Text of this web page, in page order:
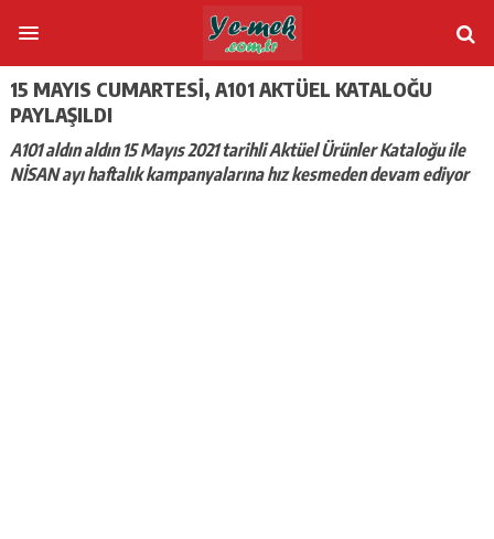
15 MAYIS CUMARTESI, A101 AKTÜEL KATALOĞU
PAYLAŞILDI
A101 aldın aldın 15 Mayıs 2021 tarihli Aktüel Ürünler Kataloğu ile
NİSAN ayı haftalık kampanyalarına hız kesmeden devam ediyor